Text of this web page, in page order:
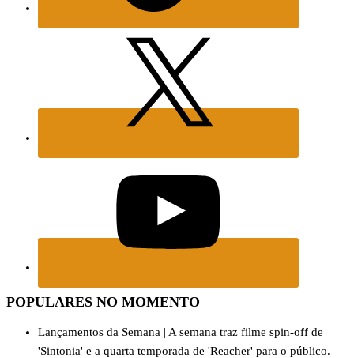
POPULARES NO MOMENTO
Lançamentos da Semana | A semana traz filme spin-off de
'Sintonia' e a quarta temporada de 'Reacher' para o público.